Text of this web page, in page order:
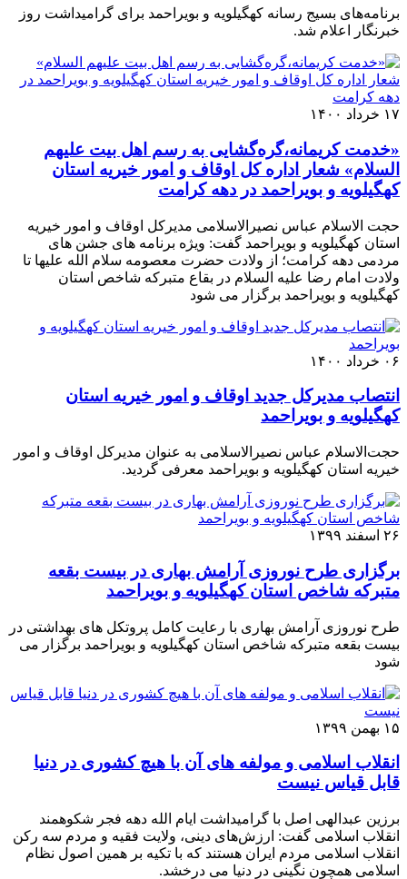
برنامه‌های بسیج رسانه کهگیلویه و بویراحمد برای گرامیداشت روز
خبرنگار اعلام شد.
۱۷ خرداد ۱۴۰۰
«خدمت کریمانه،گره‌گشایی به رسم اهل بیت علیهم
السلام» شعار اداره کل اوقاف و امور خیریه استان
کهگیلویه و بویراحمد در دهه کرامت
حجت الاسلام عباس نصیرالاسلامی مدیرکل اوقاف و امور خیریه
استان کهگیلویه و بویراحمد گفت: ویژه برنامه های جشن های
مردمی دهه کرامت؛ از ولادت حضرت معصومه سلام الله علیها تا
ولادت امام رضا علیه السلام در بقاع متبرکه شاخص استان
کهگیلویه و بویراحمد برگزار می شود
۰۶ خرداد ۱۴۰۰
انتصاب مدیرکل جدید اوقاف و امور خیریه استان
کهگیلویه و بویراحمد
حجت‌الاسلام عباس نصیرالاسلامی به عنوان مدیرکل اوقاف و امور
خیریه استان کهگیلویه و بویراحمد معرفی گردید.
۲۶ اسفند ۱۳۹۹
برگزاری طرح نوروزی آرامش بهاری در بیست بقعه
متبرکه شاخص استان کهگیلویه و بویراحمد
طرح نوروزی آرامش بهاری با رعایت کامل پروتکل های بهداشتی در
بیست بقعه متبرکه شاخص استان کهگیلویه و بویراحمد برگزار می
شود
۱۵ بهمن ۱۳۹۹
انقلاب اسلامی و مولفه های آن با هیچ کشوری در دنیا
قابل قیاس نیست
برزین عبدالهی اصل با گرامیداشت ایام الله دهه فجر شکوهمند
انقلاب اسلامی گفت: ارزش‌های دینی، ولایت فقیه و مردم سه رکن
انقلاب اسلامی مردم ایران هستند که با تکیه بر همین اصول نظام
اسلامی همچون نگینی در دنیا می درخشد.